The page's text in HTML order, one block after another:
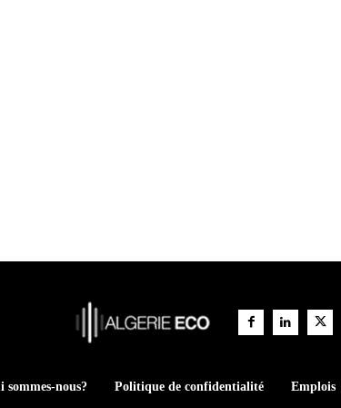
sommes-nous? Politique de confidentialité Emplois